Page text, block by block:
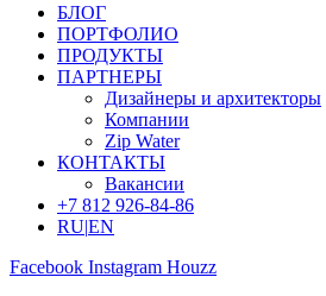
БЛОГ
ПОРТФОЛИО
ПРОДУКТЫ
ПАРТНЕРЫ
Дизайнеры и архитекторы
Компании
Zip Water
КОНТАКТЫ
Вакансии
+7 812 926-84-86
RU|EN
Facebook Instagram Houzz